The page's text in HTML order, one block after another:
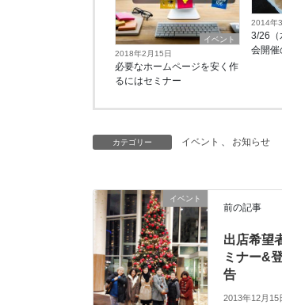
イベント
2018年2月15日
必要なホームページを安く作
るにはセミナー
2014年
3/26（
会開催
カテゴリー イベント 、 お知らせ
イベント
前の記事
出店希望
ミナー&
告
2013年12月15